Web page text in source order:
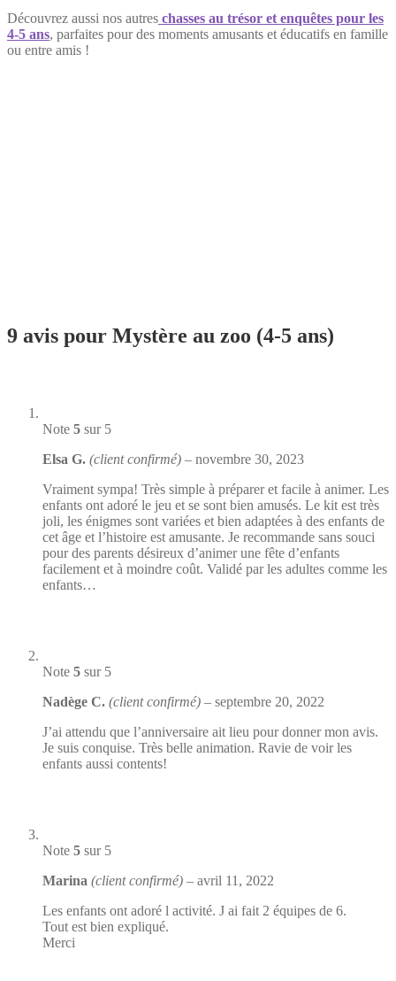
Découvrez aussi nos autres chasses au trésor et enquêtes pour les
4-5 ans, parfaites pour des moments amusants et éducatifs en famille
ou entre amis !
9 avis pour Mystère au zoo (4-5 ans)
Note 5 sur 5
Elsa G. (client confirmé) – novembre 30, 2023
Vraiment sympa! Très simple à préparer et facile à animer. Les
enfants ont adoré le jeu et se sont bien amusés. Le kit est très
joli, les énigmes sont variées et bien adaptées à des enfants de
cet âge et l’histoire est amusante. Je recommande sans souci
pour des parents désireux d’animer une fête d’enfants
facilement et à moindre coût. Validé par les adultes comme les
enfants…
Note 5 sur 5
Nadège C. (client confirmé) – septembre 20, 2022
J’ai attendu que l’anniversaire ait lieu pour donner mon avis.
Je suis conquise. Très belle animation. Ravie de voir les
enfants aussi contents!
Note 5 sur 5
Marina (client confirmé) – avril 11, 2022
Les enfants ont adoré l activité. J ai fait 2 équipes de 6.
Tout est bien expliqué.
Merci